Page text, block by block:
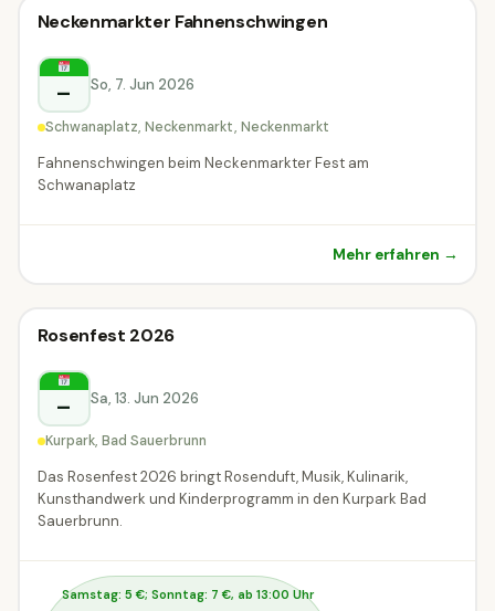
Stadtfest & Dorffest
Neckenmarkt
Stadtfest & Dorffest
Neckenmarkter Fahnenschwingen
– So, 7. Jun 2026
Schwanaplatz, Neckenmarkt, Neckenmarkt
Fahnenschwingen beim Neckenmarkter Fest am
Schwanaplatz
Mehr erfahren →
Stadtfest & Dorffest
Bad Sauerbrunn
Stadtfest & Dorffest
Rosenfest 2026
– Sa, 13. Jun 2026
Kurpark, Bad Sauerbrunn
Das Rosenfest 2026 bringt Rosenduft, Musik, Kulinarik,
Kunsthandwerk und Kinderprogramm in den Kurpark Bad
Sauerbrunn.
Samstag: 5 €; Sonntag: 7 €, ab 13:00 Uhr